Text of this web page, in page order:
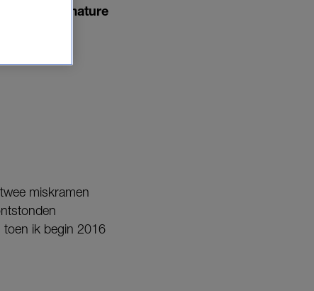
een premature
ultieme
miskramen
toen ik begin 2016